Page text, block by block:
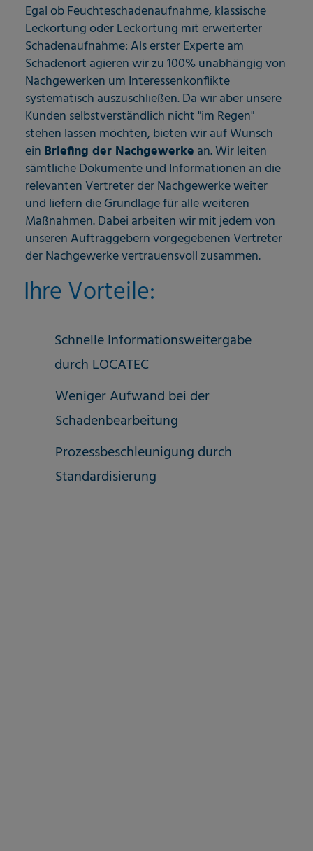
Egal ob Feuchteschadenaufnahme, klassische
Leckortung oder Leckortung mit erweiterter
Schadenaufnahme: Als erster Experte am
Schadenort agieren wir zu 100% unabhängig von
Nachgewerken um Interessenkonflikte
systematisch auszuschließen. Da wir aber unsere
Kunden selbstverständlich nicht "im Regen"
stehen lassen möchten, bieten wir auf Wunsch
ein Briefing der Nachgewerke an. Wir leiten
sämtliche Dokumente und Informationen an die
relevanten Vertreter der Nachgewerke weiter
und liefern die Grundlage für alle weiteren
Maßnahmen. Dabei arbeiten wir mit jedem von
unseren Auftraggebern vorgegebenen Vertreter
der Nachgewerke vertrauensvoll zusammen.
Ihre Vorteile:
Schnelle Informationsweitergabe
durch LOCATEC
Weniger Aufwand bei der
Schadenbearbeitung
Prozessbeschleunigung durch
Standardisierung